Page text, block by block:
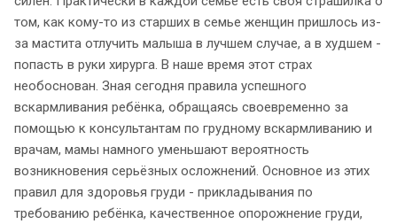
том, как кому-то из старших в семье женщин пришлось из-
за мастита отлучить малыша в лучшем случае, а в худшем -
попасть в руки хирурга. В наше время этот страх
необоснован. Зная сегодня правила успешного
вскармливания ребёнка, обращаясь своевременно за
помощью к консультантам по грудному вскармливанию и
врачам, мамы намного уменьшают вероятность
возникновения серьёзных осложнений. Основное из этих
правил для здоровья груди - прикладывания по
требованию ребёнка, качественное опорожнение груди,